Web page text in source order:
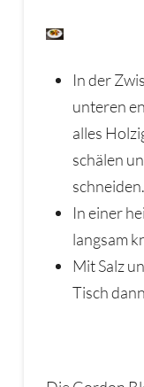
In der
unteren
alles
schälen
schneiden.
In einer
langsam
Mit Salz
Tisch